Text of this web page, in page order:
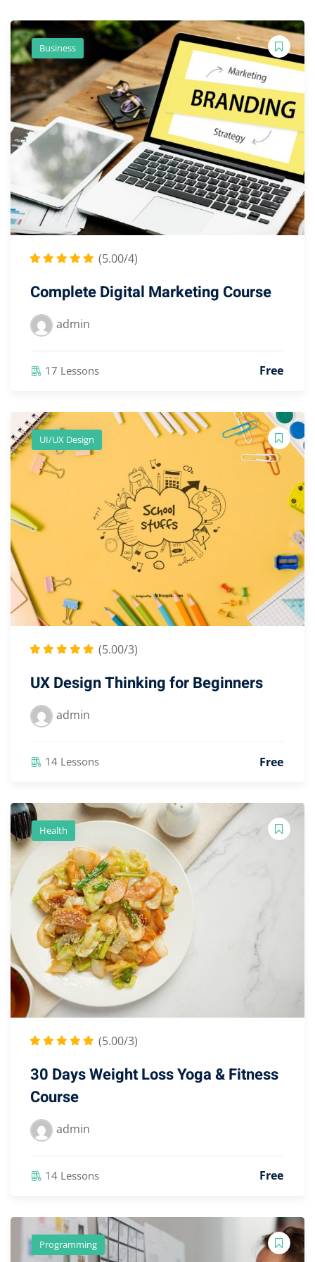
Business
(5.00/4)
Complete Digital Marketing Course
admin
17 Lessons Free
UI/UX Design
(5.00/3)
UX Design Thinking for Beginners
admin
14 Lessons Free
Health
(5.00/3)
30 Days Weight Loss Yoga & Fitness
Course
admin
14 Lessons Free
Programming